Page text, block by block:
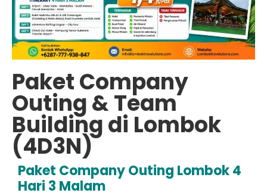
Paket Company
Outing & Team
Building di Lombok
(4D3N)
Paket Company Outing Lombok 4
Hari 3 Malam